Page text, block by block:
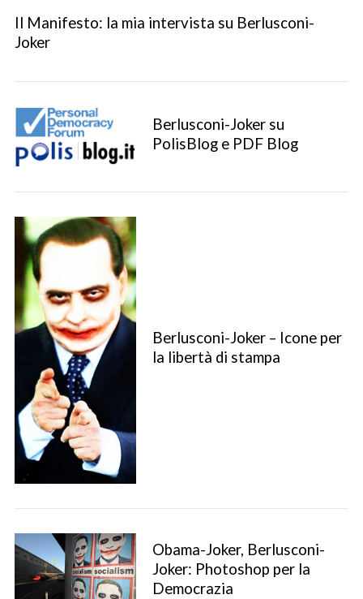
Il Manifesto: la mia intervista su Berlusconi-
Joker
Berlusconi-Joker su
PolisBlog e PDF Blog
Berlusconi-Joker – Icone per
la libertà di stampa
Obama-Joker, Berlusconi-
Joker: Photoshop per la
Democrazia
e
a
r